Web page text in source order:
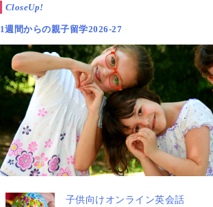
CloseUp!
1週間からの親子留学2026-27
子供向けオンライン英会話